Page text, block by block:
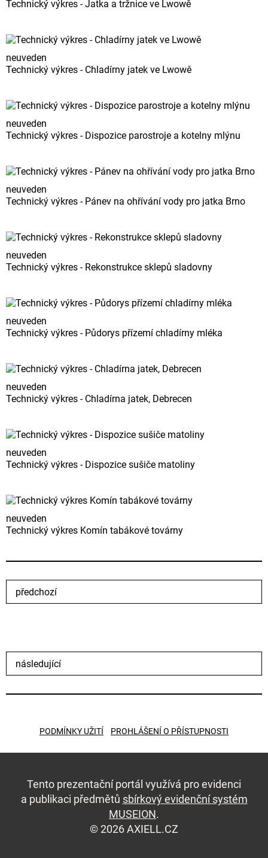
Technický výkres - Jatka a tržnice ve Lwowě
neuveden
Technický výkres - Chladírny jatek ve Lwowě
neuveden
Technický výkres - Dispozice parostroje a kotelny mlýnu
neuveden
Technický výkres - Pánev na ohřívání vody pro jatka Brno
neuveden
Technický výkres - Rekonstrukce sklepů sladovny
neuveden
Technický výkres - Půdorys přízemí chladírny mléka
neuveden
Technický výkres - Chladírna jatek, Debrecen
neuveden
Technický výkres - Dispozice sušiče matoliny
neuveden
Technický výkres Komín tabákové továrny
předchozí
následující
PODMÍNKY UŽITÍ PROHLÁŠENÍ O PŘÍSTUPNOSTI
Tento prezentační portál využívá pro evidenci
a publikaci předmětů sbírkový evidenční systém
MUSEION.
© 2026 AXIELL.CZ